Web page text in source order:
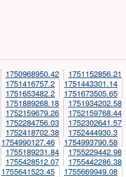
1750968950.42 1751152856.21
1751416757.2 1751443301.14
1751653482.2 1751673505.65
1751889268.18 1751934202.58
1752159679.26 1752159768.44
1752284756.03 1752302641.57
1752418702.38 1752444930.3
1754990127.46 1754993790.58
1755189231.84 1755229442.98
1755428512.07 1755442286.38
1755641523.45 1755669949.08